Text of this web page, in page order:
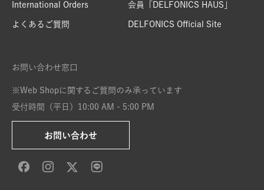
International Orders
よくあるご質問
会員「DELFONICS HAUS」
DELFONICS Official Site
お問い合わせ窓口
※Web Shopに関するご質問のみ承っています
受付時間（平日）10:00 AM - 5:00 PM
お問い合わせ